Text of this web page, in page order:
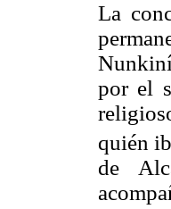
La
por el
quién
de